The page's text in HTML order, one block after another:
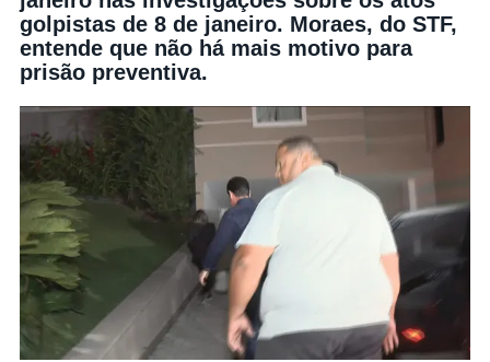
golpistas de 8 de janeiro. Moraes, do STF,
entende que não há mais motivo para
prisão preventiva.